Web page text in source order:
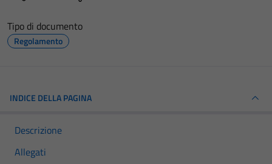
Tipo di documento
Regolamento
INDICE DELLA PAGINA
Descrizione
Allegati